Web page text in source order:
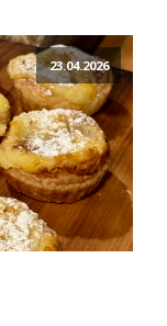
23.04.2026